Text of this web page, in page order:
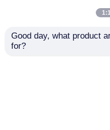
Good day, what product
for?